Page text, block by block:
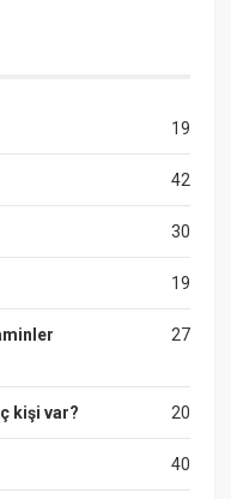
19
42
30
19
27
20
kişi var?
40